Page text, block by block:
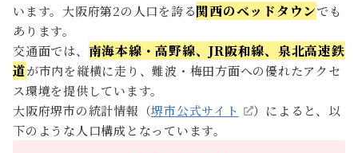
〒530-0001
大阪市北区梅田1丁目2番2-100号 大阪駅前第2ビル1階
詳しいアクセス方法はこちら
います。大阪府第2の人口を誇る関西のベッドタウンでも
あります。
交通面では、 南海本線・高野線、JR阪和線、泉北高速鉄
道が市内を縦横に走り、難波・梅田方面への優れたアクセ
ス環境を提供しています。
大阪府堺市の統計情報（堺市公式サイト
）によると、以
下のような人口構成となっています。